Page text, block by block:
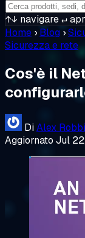
↑↓ navigare↵
Home › Blog ›
Sicurezza e rete
Cos'è il
DiAlex
Aggiornato Jul